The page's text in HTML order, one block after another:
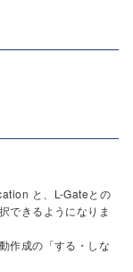
と、L-Gateとの
できるようになりま
作成の「する・しな